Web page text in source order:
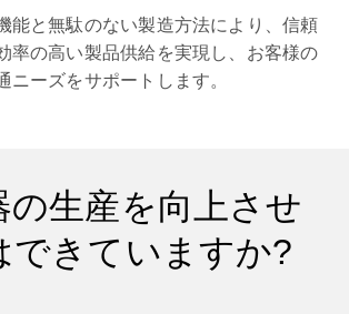
能と無駄のない製造方法により、信頼
率の高い製品供給を実現し、お客様の
ニーズをサポートします。
の生産を向上させ
できていますか?